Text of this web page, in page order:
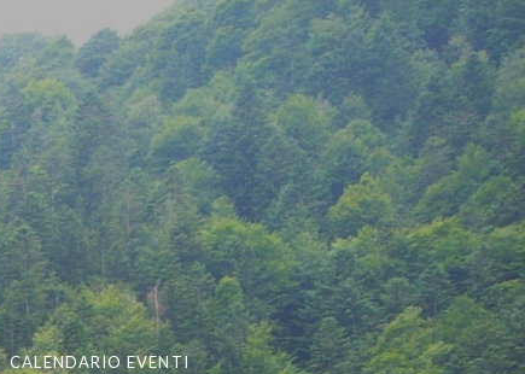
CALENDARIO EVENTI